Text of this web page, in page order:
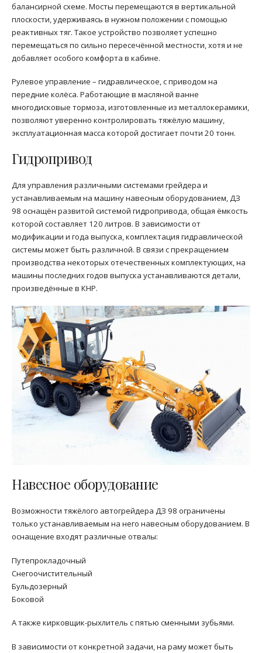
балансирной схеме. Мосты перемещаются в вертикальной
плоскости, удерживаясь в нужном положении с помощью
реактивных тяг. Такое устройство позволяет успешно
перемещаться по сильно пересечённой местности, хотя и не
добавляет особого комфорта в кабине.
Рулевое управление – гидравлическое, с приводом на
передние колёса. Работающие в масляной ванне
многодисковые тормоза, изготовленные из металлокерамики,
позволяют уверенно контролировать тяжёлую машину,
эксплуатационная масса которой достигает почти 20 тонн.
Гидропривод
Для управления различными системами грейдера и
устанавливаемым на машину навесным оборудованием, ДЗ
98 оснащён развитой системой гидропривода, общая ёмкость
которой составляет 120 литров. В зависимости от
модификации и года выпуска, комплектация гидравлической
системы может быть различной. В связи с прекращением
производства некоторых отечественных комплектующих, на
машины последних годов выпуска устанавливаются детали,
произведённые в КНР.
Навесное оборудование
Возможности тяжёлого автогрейдера ДЗ 98 ограничены
только устанавливаемым на него навесным оборудованием. В
оснащение входят различные отвалы:
Путепрокладочный
Снегоочистительный
Бульдозерный
Боковой
А также кирковщик-рыхлитель с пятью сменными зубьями.
В зависимости от конкретной задачи, на раму может быть